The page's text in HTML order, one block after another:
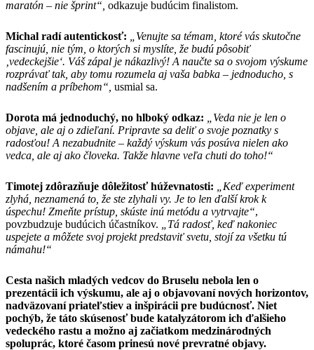
maratón – nie šprint“, odkazuje budúcim finalistom.
Michal radí autentickosť:
„Venujte sa témam, ktoré vás skutočne
fascinujú, nie tým, o ktorých si myslíte, že budú pôsobiť
‚vedeckejšie‘. Váš zápal je nákazlivý! A naučte sa o svojom výskume
rozprávať tak, aby tomu rozumela aj vaša babka – jednoducho, s
nadšením a príbehom“, usmial sa.
Dorota má jednoduchý, no hlboký odkaz:
„Veda nie je len o
objave, ale aj o zdieľaní. Pripravte sa deliť o svoje poznatky s
radosťou! A nezabudnite – každý výskum vás posúva nielen ako
vedca, ale aj ako človeka. Takže hlavne veľa chuti do toho!“
Timotej zdôrazňuje dôležitosť húževnatosti:
„Keď experiment
zlyhá, neznamená to, že ste zlyhali vy. Je to len ďalší krok k
úspechu! Zmeňte prístup, skúste inú metódu a vytrvajte“,
povzbudzuje budúcich účastníkov.
„Tá radosť, keď nakoniec
uspejete a môžete svoj projekt predstaviť svetu, stojí za všetku tú
námahu!“
Cesta našich mladých vedcov do Bruselu nebola len o
prezentácii ich výskumu, ale aj o objavovaní nových horizontov,
nadväzovaní priateľstiev a inšpirácii pre budúcnosť. Niet
pochýb, že táto skúsenosť bude katalyzátorom ich ďalšieho
vedeckého rastu a možno aj začiatkom medzinárodných
spoluprác, ktoré časom prinesú nové prevratné objavy.